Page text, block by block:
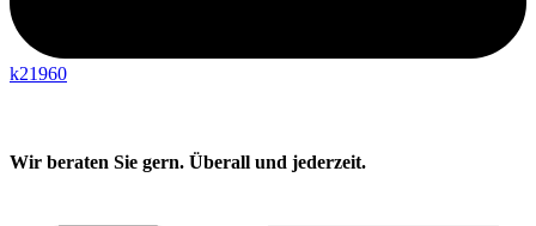
k21960
Wir beraten Sie gern. Überall und jederzeit.